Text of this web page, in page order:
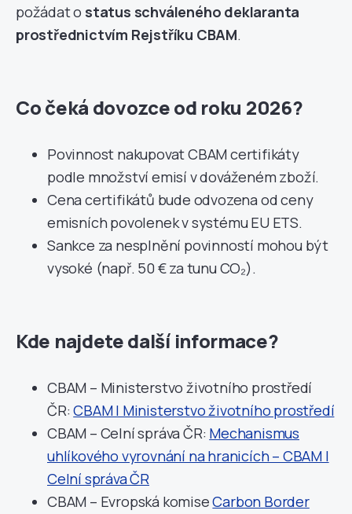
požádat o status schváleného deklaranta
prostřednictvím Rejstříku CBAM.
Co čeká dovozce od roku 2026?
Povinnost nakupovat CBAM certifikáty
podle množství emisí v dováženém zboží.
Cena certifikátů bude odvozena od ceny
emisních povolenek v systému EU ETS.
Sankce za nesplnění povinností mohou být
vysoké (např. 50 € za tunu CO₂).
Kde najdete další informace?
CBAM – Ministerstvo životního prostředí
ČR:CBAM | Ministerstvo životního prostředí
CBAM – Celní správa ČR: Mechanismus
uhlíkového vyrovnání na hranicích – CBAM |
Celní správa ČR
CBAM – Evropská komiseCarbon Border